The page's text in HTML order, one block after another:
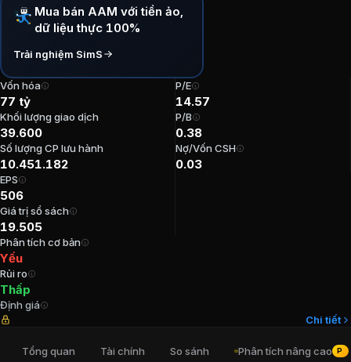
Vốn hóa: 77 tỷ đồng
P/E: 14,57
P/B: 0,38
ROE:
Tỷ suất cổ tức:
Ban lãnh đạo Công ty Cổ phần Thủy
Chủ tịch Hội đồng Quản trị
Kế toán trưởng
Phó Chủ tịch Hội đồng Quản trị
Thành viên Ban kiểm soát
Cổ đông lớn Công ty Cổ phần Thủy
Công Ty CP Vật Liệu Xây Dựng Motilen Cần Thơ :
Mua bán AAM với tiền ảo,
dữ liệu thực 100%
Trải nghiệm SimS
Vốn hóa
77 tỷ
Khối lượng giao dịch
39.600
Số lượng CP lưu hành
10.451.182
P/E
14.57
P/B
0.38
Nợ/Vốn CSH
0.03
EPS
506
Giá trị sổ sách
19.505
Phân tích cơ bản
Yếu
Rủi ro
Thấp
Định giá
Chi tiết
Tổng quan Tài chính So sánh Phân tích nâng cao PRO